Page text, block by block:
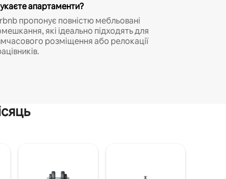
апартаменти?
пропонує повністю мебльовані
які ідеально підходять для
розміщення або релокації